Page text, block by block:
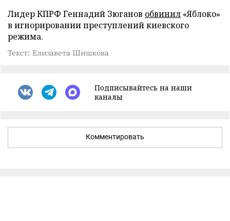
Лидер КПРФ Геннадий Зюганов обвинил «Яблоко»
в игнорировании преступлений киевского
режима.
Текст: Елизавета Шишкова
Подписывайтесь на наши
каналы
Комментировать